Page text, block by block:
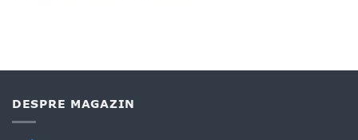
DESPRE MAGAZIN